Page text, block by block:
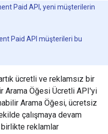
Paid API, yeni müşterilerin
Paid API müşterileri bu
ücretli ve reklamsız bir
Arama Öğesi Ücretli API'yi
Arama Öğesi, ücretsiz
çalışmaya devam
birlikte reklamlar